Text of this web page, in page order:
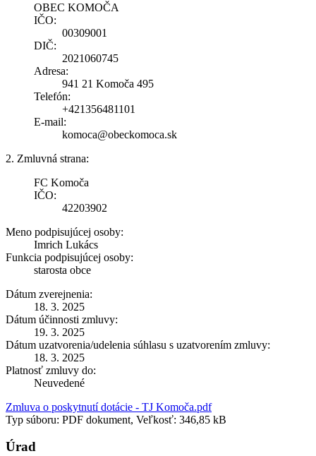
OBEC KOMOČA
IČO:
00309001
DIČ:
2021060745
Adresa:
941 21 Komoča 495
Telefón:
+421356481101
E-mail:
komoca@obeckomoca.sk
2. Zmluvná strana:
FC Komoča
IČO:
42203902
Meno podpisujúcej osoby:
Imrich Lukács
Funkcia podpisujúcej osoby:
starosta obce
Dátum zverejnenia:
18. 3. 2025
Dátum účinnosti zmluvy:
19. 3. 2025
Dátum uzatvorenia/udelenia súhlasu s uzatvorením zmluvy:
18. 3. 2025
Platnosť zmluvy do:
Neuvedené
Zmluva o poskytnutí dotácie - TJ Komoča.pdf
Typ súboru: PDF dokument, Veľkosť: 346,85 kB
Úrad